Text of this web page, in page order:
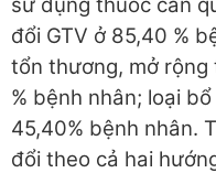
đổi GTV ở 85,40 %
tổn thương, mở rộng
% bệnh nhân; loại
45,40% bệnh nhân.
đổi theo cả hai